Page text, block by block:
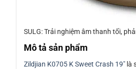
SULG: Trải nghiệm âm thanh tối,
Mô tả sản phẩm
Zildjian K0705 K Sweet Crash 19″ là